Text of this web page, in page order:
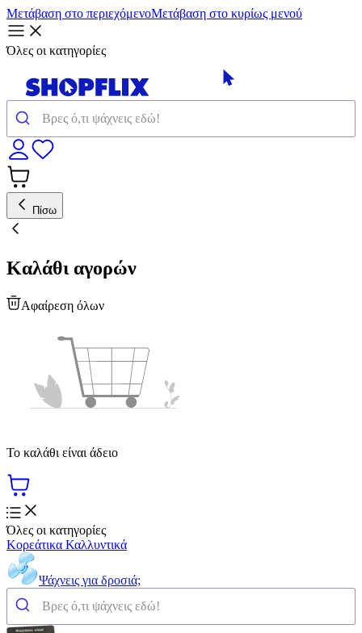
Μετάβαση στο περιεχόμενοΜετάβαση στο κυρίως μενού
Όλες οι κατηγορίες
Πίσω
Καλάθι αγορών
Αφαίρεση όλων
Το καλάθι είναι άδειο
Όλες οι κατηγορίες
Κορεάτικα Καλλυντικά
Ψάχνεις για δροσιά;